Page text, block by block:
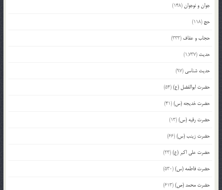
جوان و نوجوان(148)
حج (118)
حجاب و عفاف (333)
حدیث (1,737)
حدیث شناسی (97)
حضرت ابوالفضل (ع)(54)
حضرت خدیجه (س)(41)
حضرت رقیه (س)(13)
حضرت زینب (س)(66)
حضرت علی اکبر (ع)(23)
حضرت فاطمه (س)(530)
حضرت محمد (ص)(613)